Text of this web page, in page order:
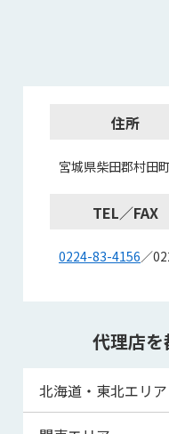
住所
宮城県柴田郡村田
TEL／FAX
0224-83-4156／
代理店
北海道・東北エリア